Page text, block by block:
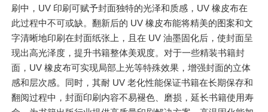
刷中，UV 印刷可赋予封面独特的光泽和质感，UV 橡皮布在
此过程中不可或缺。翻新后的 UV 橡皮布能将精美的图案和文
字清晰地印刷在封面纸张上，且在 UV 油墨固化后，使封面呈
现出高光泽度，提升书籍整体美观度。对于一些精装书籍封
面，UV 橡皮布可实现局部上光等特殊效果，增强封面的立体
感和层次感。同时，其耐 UV 老化性能保证书籍在长期保存和
翻阅过程中，封面印刷内容不易褪色、磨损，延长书籍使用寿